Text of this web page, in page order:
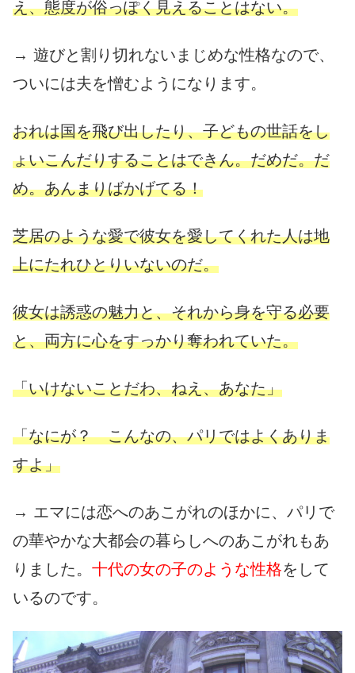
え、態度が俗っぽく見えることはない。
→ 遊びと割り切れないまじめな性格なので、
ついには夫を憎むようになります。
おれは国を飛び出したり、子どもの世話をし
ょいこんだりすることはできん。だめだ。だ
め。あんまりばかげてる！
芝居のような愛で彼女を愛してくれた人は地
上にたれひとりいないのだ。
彼女は誘惑の魅力と、それから身を守る必要
と、両方に心をすっかり奪われていた。
「いけないことだわ、ねえ、あなた」
「なにが？ こんなの、パリではよくありま
すよ」
→ エマには恋へのあこがれのほかに、パリで
の華やかな大都会の暮らしへのあこがれもあ
りました。 十代の女の子のような性格をして
いるのです。